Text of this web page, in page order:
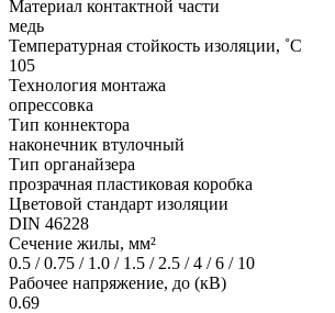
Материал контактной части
медь
Температурная стойкость изоляции, ˚С
105
Технология монтажа
опрессовка
Тип коннектора
наконечник втулочный
Тип органайзера
прозрачная пластиковая коробка
Цветовой стандарт изоляции
DIN 46228
Сечение жилы, мм²
0.5 / 0.75 / 1.0 / 1.5 / 2.5 / 4 / 6 / 10
Рабочее напряжение, до (кВ)
0.69